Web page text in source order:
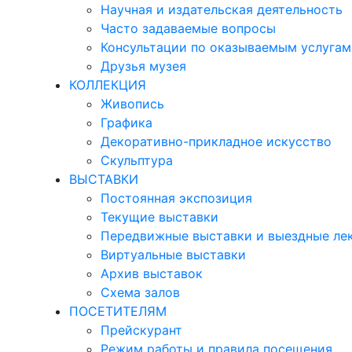
Научная и издательская деятельность
Часто задаваемые вопросы
Консультации по оказываемым услугам
Друзья музея
КОЛЛЕКЦИЯ
Живопись
Графика
Декоративно-прикладное искусство
Скульптура
ВЫСТАВКИ
Постоянная экспозиция
Текущие выставки
Передвижные выставки и выездные
Виртуальные выставки
Архив выставок
Схема залов
ПОСЕТИТЕЛЯМ
Прейскурант
Режим работы и правила посещения